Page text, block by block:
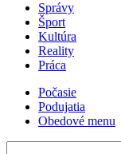
Správy
Šport
Kultúra
Reality
Práca
Počasie
Podujatia
Obedové menu